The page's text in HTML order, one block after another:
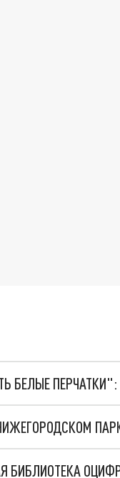
БЕЛЫЕ ПЕРЧАТКИ":